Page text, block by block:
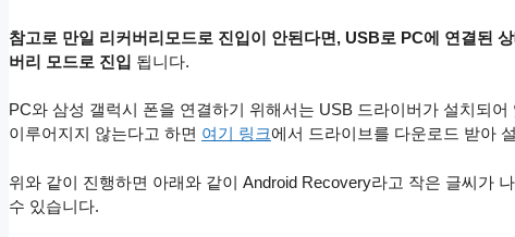
참고로 만일 리커버리모드로 진입이 안된다면, USB로 PC에 연결된
버리 모드로 진입 됩니다.
PC와 삼성 갤럭시 폰을 연결하기 위해서는 USB 드라이버가 설치되
이루어지지 않는다고 하면 여기 링크에서 드라이브를 다운로드 받아
위와 같이 진행하면 아래와 같이 Android Recovery라고 작은 글씨가
수 있습니다.